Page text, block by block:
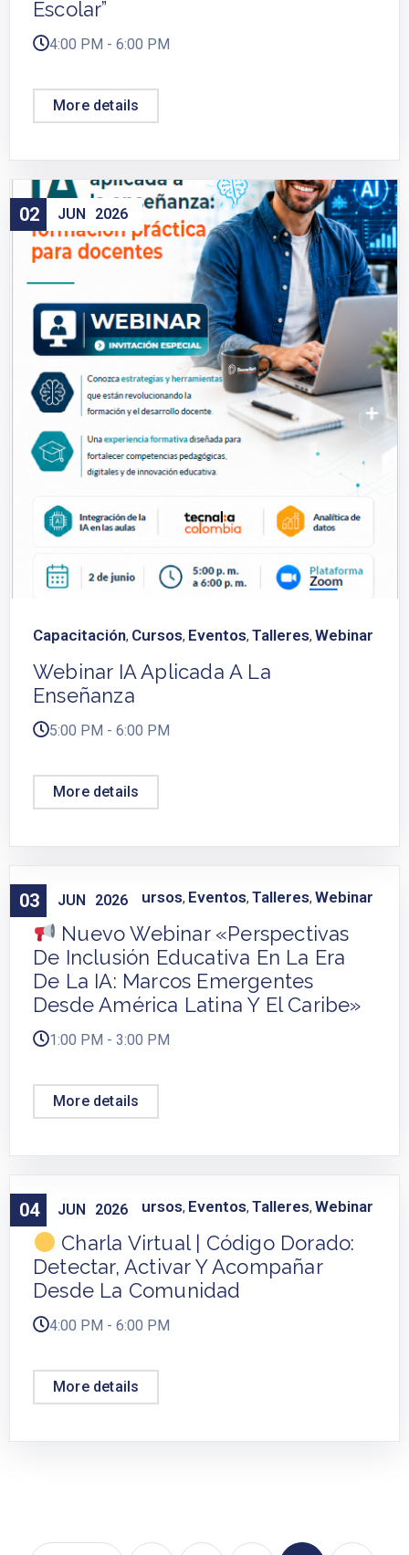
Escolar”
4:00 PM - 6:00 PM
More details
02 JUN 2026
Capacitación, Cursos, Eventos, Talleres, Webinar
Webinar IA Aplicada A La
Enseñanza
5:00 PM - 6:00 PM
More details
03 JUN 2026
Capacitación, Cursos, Eventos, Talleres, Webinar
Nuevo Webinar «Perspectivas
De Inclusión Educativa En La Era
De La IA: Marcos Emergentes
Desde América Latina Y El Caribe»
1:00 PM - 3:00 PM
More details
04 JUN 2026
Capacitación, Cursos, Eventos, Talleres, Webinar
Charla Virtual | Código Dorado:
Detectar, Activar Y Acompañar
Desde La Comunidad
4:00 PM - 6:00 PM
More details